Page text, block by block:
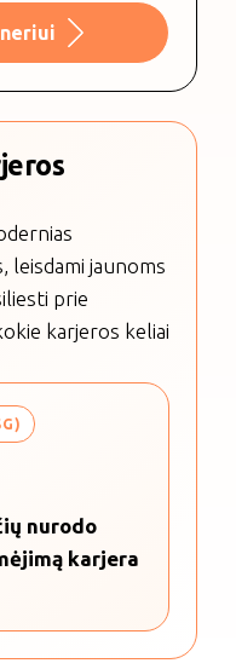
leisdami jaunoms
prie
karjeros keliai
nurodo
karjera